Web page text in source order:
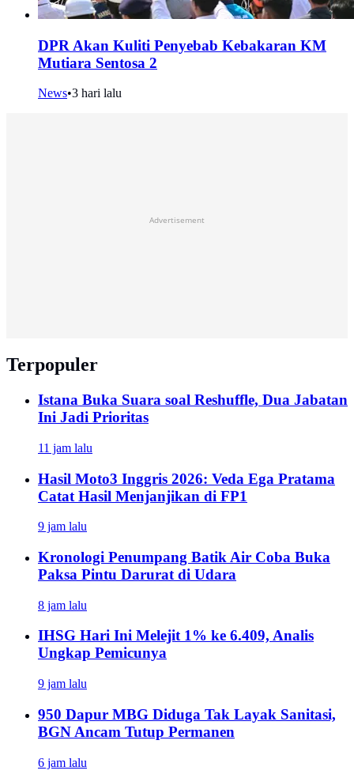
DPR Akan Kuliti Penyebab Kebakaran KM
Mutiara Sentosa 2
News•3 hari lalu
Advertisement
Terpopuler
Istana Buka Suara soal Reshuffle, Dua Jabatan
Ini Jadi Prioritas
11 jam lalu
Hasil Moto3 Inggris 2026: Veda Ega Pratama
Catat Hasil Menjanjikan di FP1
9 jam lalu
Kronologi Penumpang Batik Air Coba Buka
Paksa Pintu Darurat di Udara
8 jam lalu
IHSG Hari Ini Melejit 1% ke 6.409, Analis
Ungkap Pemicunya
9 jam lalu
950 Dapur MBG Diduga Tak Layak Sanitasi,
BGN Ancam Tutup Permanen
6 jam lalu